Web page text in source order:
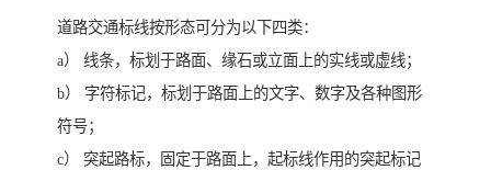
道路交通标线按形态可分为以下四类：
a） 线条，标划于路面、缘石或立面上的实线或虚线；
b） 字符标记，标划于路面上的文字、数字及各种图形
符号；
c） 突起路标，固定于路面上，起标线作用的突起标记